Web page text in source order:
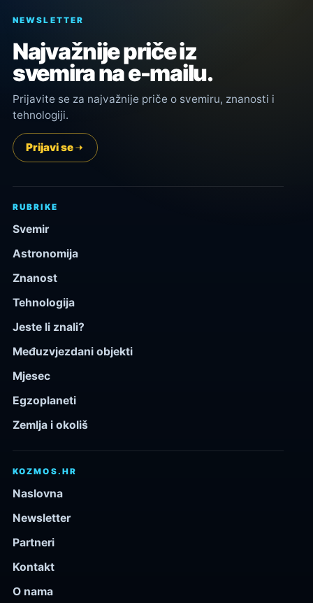
NEWSLETTER
Najvažnije priče iz
svemira na e-mailu.
Prijavite se za najvažnije priče o svemiru, znanosti i
tehnologiji.
Prijavi se
RUBRIKE
Svemir
Astronomija
Znanost
Tehnologija
Jeste li znali?
Međuzvjezdani objekti
Mjesec
Egzoplaneti
Zemlja i okoliš
KOZMOS.HR
Naslovna
Newsletter
Partneri
Kontakt
O nama